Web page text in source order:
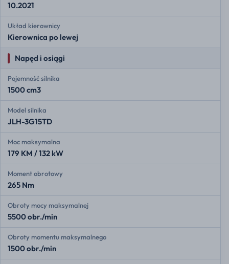
10.2021
Układ kierownicy
Kierownica po lewej
Napęd i osiągi
Pojemność silnika
1500 cm3
Model silnika
JLH-3G15TD
Moc maksymalna
179 KM / 132 kW
Moment obrotowy
265 Nm
Obroty mocy maksymalnej
5500 obr./min
Obroty momentu maksymalnego
1500 obr./min